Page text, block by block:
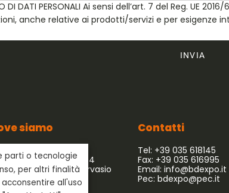
DI DATI PERSONALI Ai sensi dell’art. 7 del Reg.
anche relative ai prodotti/servizi e per esigenze
INVIA
siamo
Expo s.r.l.
dell’Artigianato 54/64
Capriate San Gervasio
- Italia
Contatti
Tel: +39 035 618145
Fax: +39 035 616995
Email: info@bdexpo.it
Pec: bdexpo@pec.it
parti o tecnologie
per altri finalità
acconsentire all'uso